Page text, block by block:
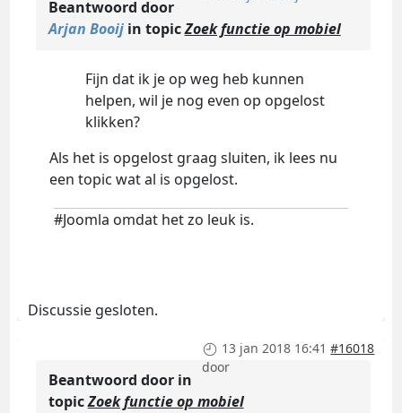
Beantwoord door
Arjan Booijin topicZoek functie op mobiel
Fijn dat ik je op weg heb kunnen
helpen, wil je nog even op opgelost
klikken?
Als het is opgelost graag sluiten, ik lees nu
een topic wat al is opgelost.
#Joomla omdat het zo leuk is.
Discussie gesloten.
13 jan 2018 16:41 #16018
door
Beantwoord door in
topicZoek functie op mobiel